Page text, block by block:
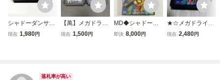
シャドーダンサー
ザ・シークレッ
イブ
現在 1,980円
【萬】メガドライ
ブ カセット シャ
ー ザ・シークレッ
現在 1,500円
MD◆シャドー・
ダンサー ザ・シー
即決 8,000円
★☆メガドライブ
ソフト シャドー
現在 2,480円
落札率が高い